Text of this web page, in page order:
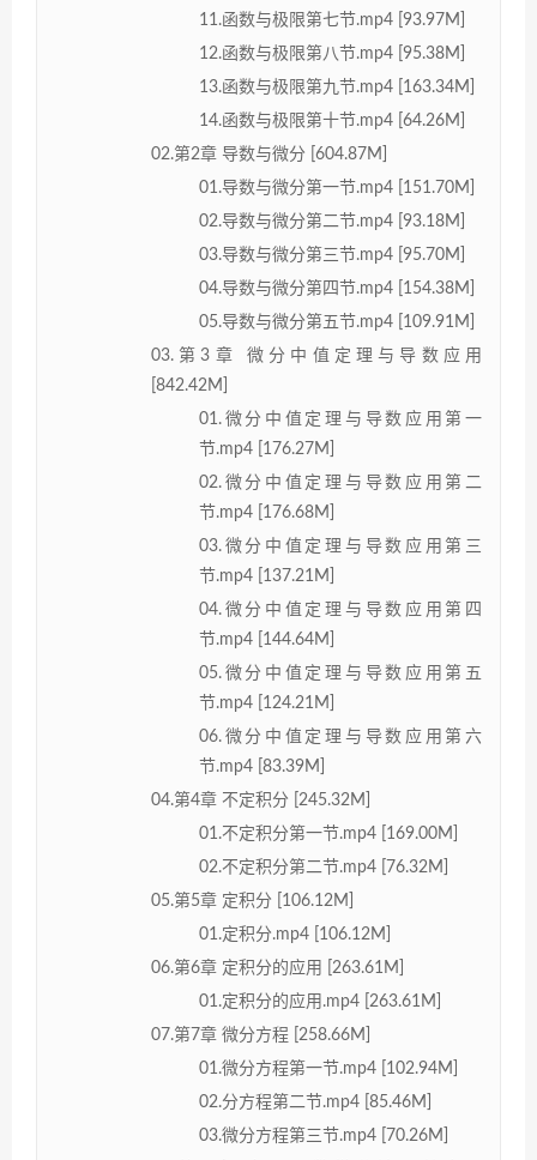
11.函数与极限第七节.mp4 [93.97M]
12.函数与极限第八节.mp4 [95.38M]
13.函数与极限第九节.mp4 [163.34M]
14.函数与极限第十节.mp4 [64.26M]
02.第2章 导数与微分 [604.87M]
01.导数与微分第一节.mp4 [151.70M]
02.导数与微分第二节.mp4 [93.18M]
03.导数与微分第三节.mp4 [95.70M]
04.导数与微分第四节.mp4 [154.38M]
05.导数与微分第五节.mp4 [109.91M]
03.第3章 微分中值定理与导数应用
[842.42M]
01.微分中值定理与导数应用第一
节.mp4 [176.27M]
02.微分中值定理与导数应用第二
节.mp4 [176.68M]
03.微分中值定理与导数应用第三
节.mp4 [137.21M]
04.微分中值定理与导数应用第四
节.mp4 [144.64M]
05.微分中值定理与导数应用第五
节.mp4 [124.21M]
06.微分中值定理与导数应用第六
节.mp4 [83.39M]
04.第4章 不定积分 [245.32M]
01.不定积分第一节.mp4 [169.00M]
02.不定积分第二节.mp4 [76.32M]
05.第5章 定积分 [106.12M]
01.定积分.mp4 [106.12M]
06.第6章 定积分的应用 [263.61M]
01.定积分的应用.mp4 [263.61M]
07.第7章 微分方程 [258.66M]
01.微分方程第一节.mp4 [102.94M]
02.分方程第二节.mp4 [85.46M]
03.微分方程第三节.mp4 [70.26M]